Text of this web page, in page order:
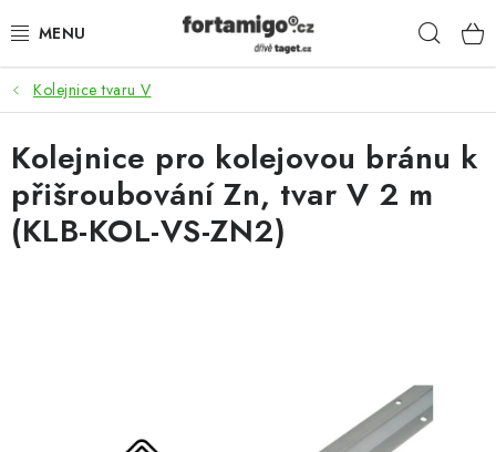
na
SADY - ZVÝHODNĚNÉ
POHONY
SAMONOSNÉ BRÁNY
KONSTRUKČNÍ PROFILY
Kolejnice tvaru V
Kolejnice pro kolejovou bránu k
přišroubování Zn, tvar V 2 m
(KLB-KOL-VS-ZN2)